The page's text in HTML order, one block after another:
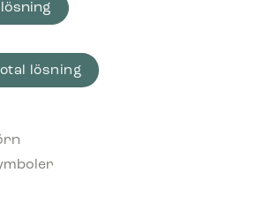
cm Selvklebende Ljusgrön mängd
lösning
lösning